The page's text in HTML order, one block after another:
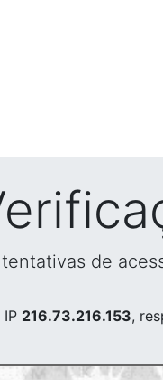
de
216.73.216.153,